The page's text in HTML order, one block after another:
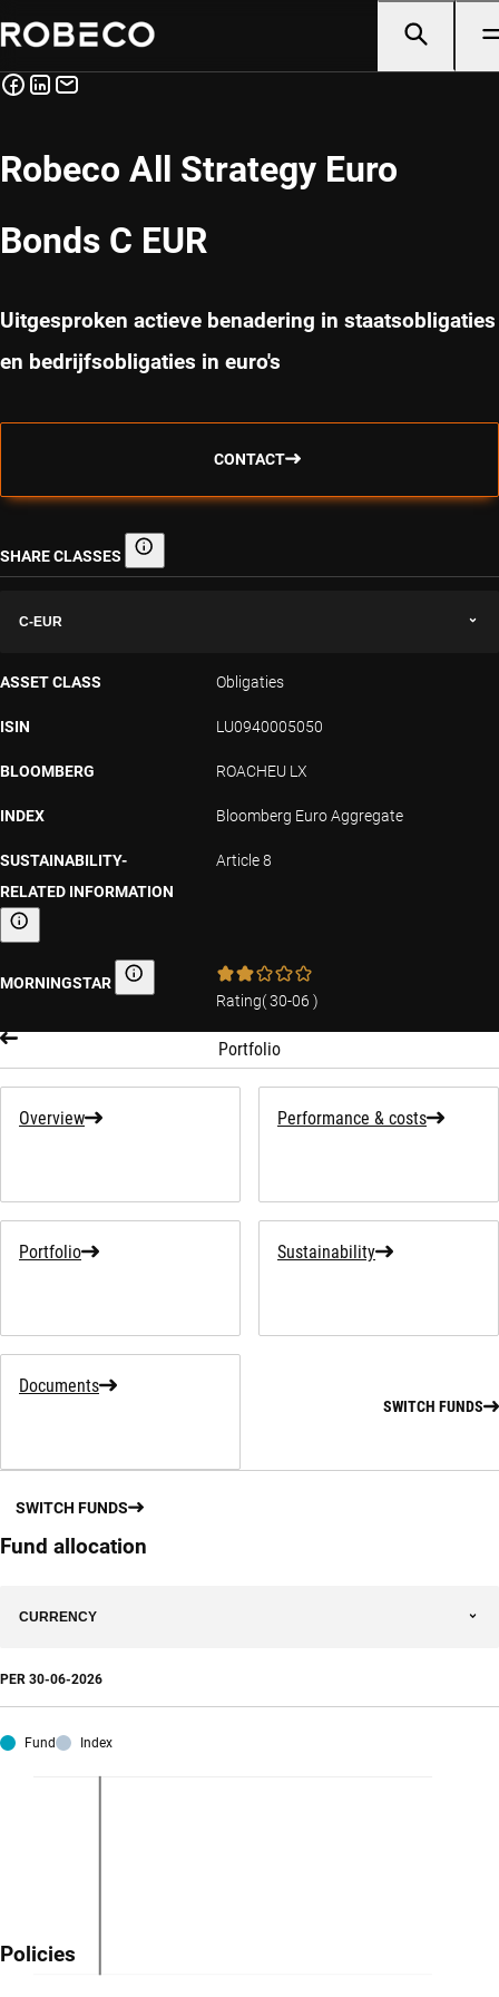
Robeco All Strategy Euro
Bonds C EUR
Uitgesproken actieve benadering in staatsobligaties
en bedrijfsobligaties in euro's
CONTACT
SHARE CLASSES Share classes
C-EUR
ASSET CLASS Obligaties
ISIN LU0940005050
BLOOMBERG ROACHEU LX
INDEX Bloomberg Euro Aggregate
SUSTAINABILITY-
RELATED INFORMATION
Sustainability-related information
Article 8
MORNINGSTAR Morningstar
Rating(30-06 )
Portfolio
Overview Performance & costs
Portfolio Sustainability
Documents
SWITCH FUNDS
SWITCH FUNDS
Fund allocation
CURRENCY
PER 30-06-2026
Fund Index
Policies